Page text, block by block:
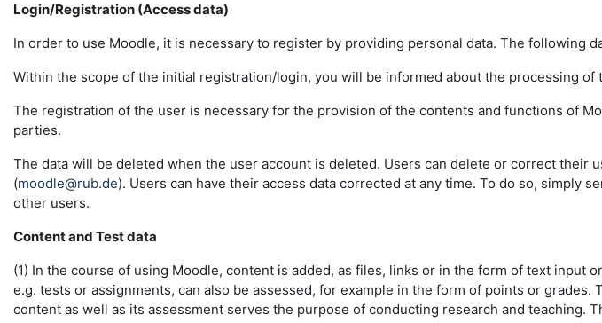
Login/Registration (Access data)
In order to use Moodle, it is necessary to register by providing personal data. The following
Within the scope of the initial registration/login, you will be informed about the processing of
The registration of the user is necessary for the provision of the contents and functions of
parties.
The data will be deleted when the user account is deleted. Users can delete or correct their
(moodle@rub.de). Users can have their access data corrected at any time. To do so, simply
other users.
Content and Test data
(1) In the course of using Moodle, content is added, as files, links or in the form of text
e.g. tests or assignments, can also be assessed, for example in the form of points or
content as well as its assessment serves the purpose of conducting research and teaching.